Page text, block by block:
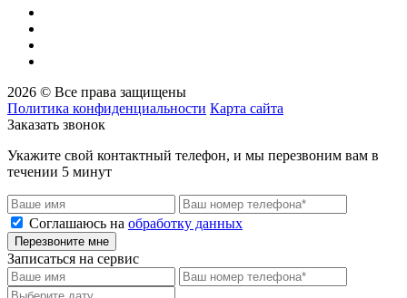
2026 © Все права защищены
Политика конфиденциальности Карта сайта
Заказать звонок
Укажите свой контактный телефон, и мы перезвоним вам в
течении 5 минут
Соглашаюсь на обработку данных
Перезвоните мне
Записаться на сервис